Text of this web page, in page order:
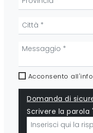
Acconsento
Domanda di
Scrivere la parola